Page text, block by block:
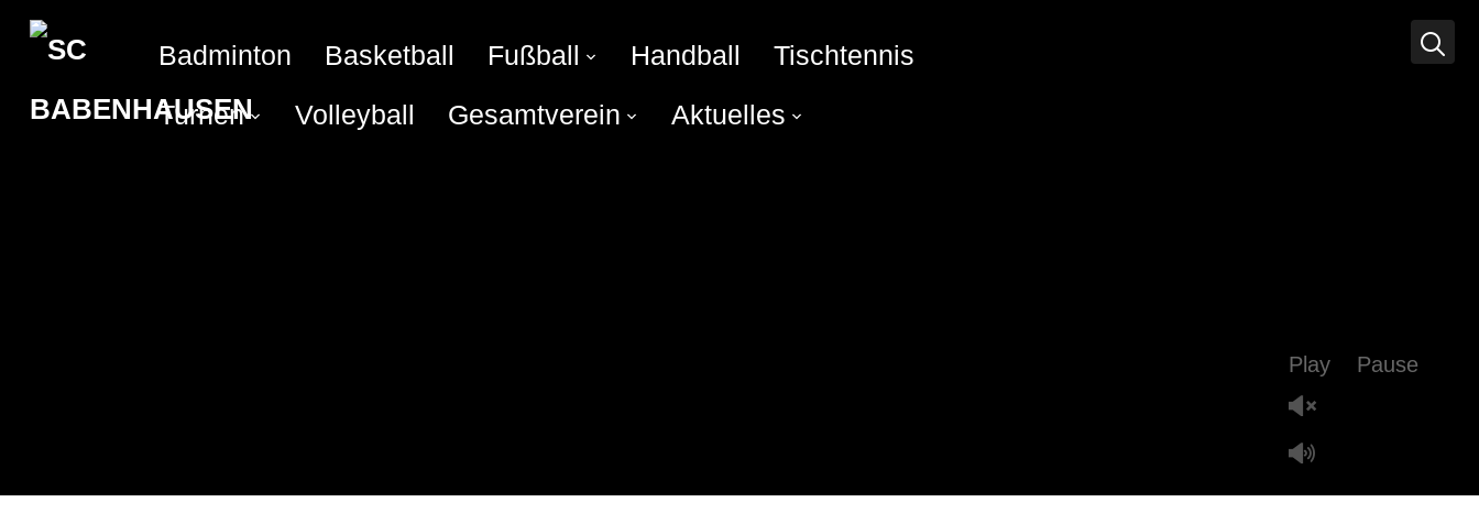
Badminton Basketball Fußball Handball
Tischtennis
Turnen
Volleyball Gesamtverein Aktuelles
Play Pause